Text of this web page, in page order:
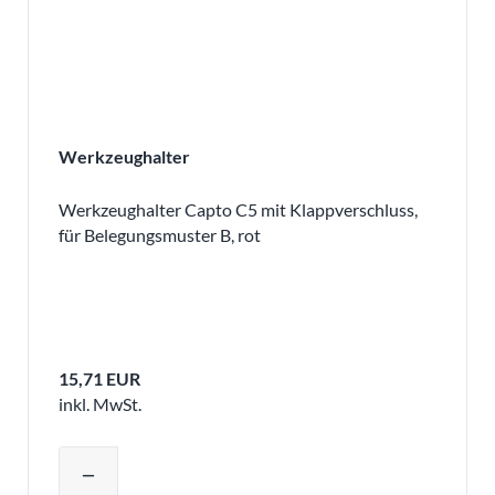
Werkzeughalter
Werkzeughalter Capto C5 mit Klappverschluss,
für Belegungsmuster B, rot
15,71 EUR
inkl. MwSt.
remove